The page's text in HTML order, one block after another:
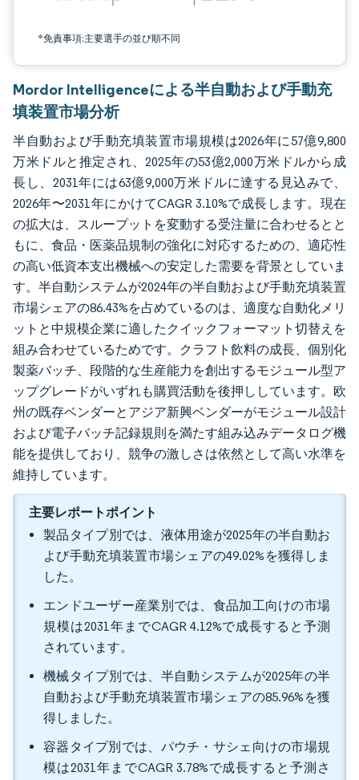
*免責事項:主要選手の並び順不同
Mordor Intelligenceによる半自動および手動充
填装置市場分析
半自動および手動充填装置市場規模は2026年に57億9,800
万米ドルと推定され、2025年の53億2,000万米ドルから成
長し、2031年には63億9,000万米ドルに達する見込みで、
2026年〜2031年にかけてCAGR 3.10%で成長します。現在
の拡大は、スループットを変動する受注量に合わせるとと
もに、食品・医薬品規制の強化に対応するための、適応性
の高い低資本支出機械への安定した需要を背景としていま
す。半自動システムが2024年の半自動および手動充填装置
市場シェアの86.43%を占めているのは、適度な自動化メリ
ットと中規模企業に適したクイックフォーマット切替えを
組み合わせているためです。クラフト飲料の成長、個別化
製薬バッチ、段階的な生産能力を創出するモジュール型ア
ップグレードがいずれも購買活動を後押ししています。欧
州の既存ベンダーとアジア新興ベンダーがモジュール設計
および電子バッチ記録規則を満たす組み込みデータログ機
能を提供しており、競争の激しさは依然として高い水準を
維持しています。
主要レポートポイント
製品タイプ別では、液体用途が2025年の半自動お
よび手動充填装置市場シェアの49.02%を獲得しま
した。
エンドユーザー産業別では、食品加工向けの市場
規模は2031年までCAGR 4.12%で成長すると予測
されています。
機械タイプ別では、半自動システムが2025年の半
自動および手動充填装置市場シェアの85.96%を獲
得しました。
容器タイプ別では、パウチ・サシェ向けの市場規
模は2031年までCAGR 3.78%で成長すると予測さ